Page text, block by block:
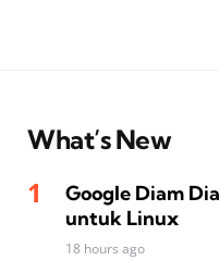
What’s New
Google Diam
untuk Linux
18 hours ago